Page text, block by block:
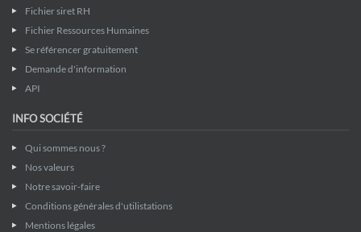
Fichier siret RH
Fichier Ressources Humaines
Se référencer gratuitement
Demande d'information
API
INFO SOCIÉTÉ
Qui sommes nous ?
Nos valeurs
Notre savoir-faire
Conditions générales d'utilistations
Mentions légales